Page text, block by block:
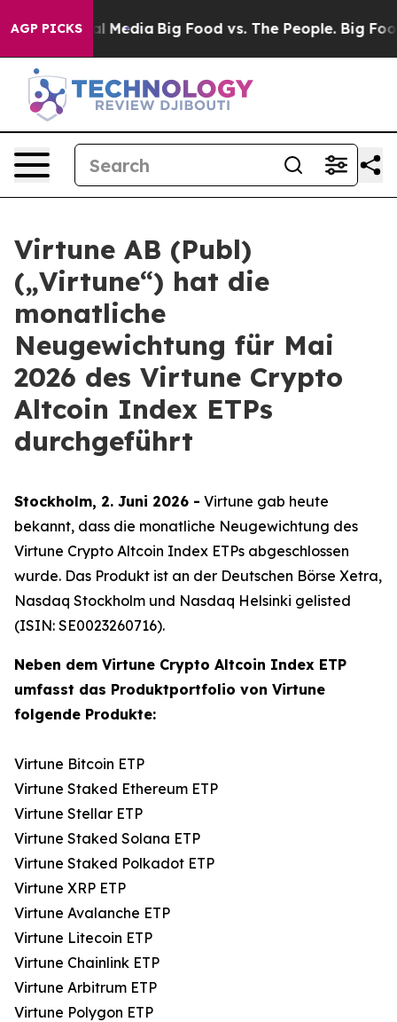
AGP PICKS
Social Media Big Food vs. The People. Big Food’s
Virtune AB (Publ)
(„Virtune“) hat die
monatliche
Neugewichtung für Mai
2026 des Virtune Crypto
Altcoin Index ETPs
durchgeführt
Stockholm, 2. Juni 2026 - Virtune gab heute
bekannt, dass die monatliche Neugewichtung des
Virtune Crypto Altcoin Index ETPs abgeschlossen
wurde. Das Produkt ist an der Deutschen Börse Xetra,
Nasdaq Stockholm und Nasdaq Helsinki gelisted
(ISIN: SE0023260716).
Neben dem Virtune Crypto Altcoin Index ETP
umfasst das Produktportfolio von Virtune
folgende Produkte:
Virtune Bitcoin ETP
Virtune Staked Ethereum ETP
Virtune Stellar ETP
Virtune Staked Solana ETP
Virtune Staked Polkadot ETP
Virtune XRP ETP
Virtune Avalanche ETP
Virtune Litecoin ETP
Virtune Chainlink ETP
Virtune Arbitrum ETP
Virtune Polygon ETP